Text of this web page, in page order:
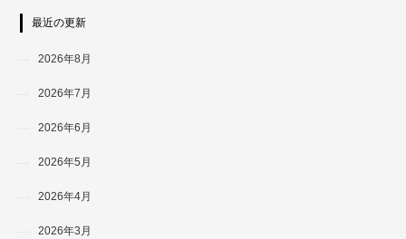
最近の更新
2026年8月
2026年7月
2026年6月
2026年5月
2026年4月
2026年3月